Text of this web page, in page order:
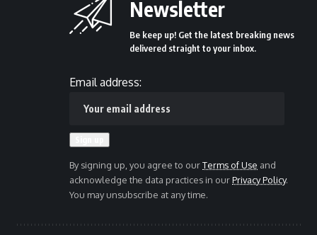
Newsletter
Be keep up! Get the latest breaking news
delivered straight to your inbox.
Email address:
By signing up, you agree to ourTerms of Use and
acknowledge the data practices in ourPrivacy Policy.
You may unsubscribe at any time.